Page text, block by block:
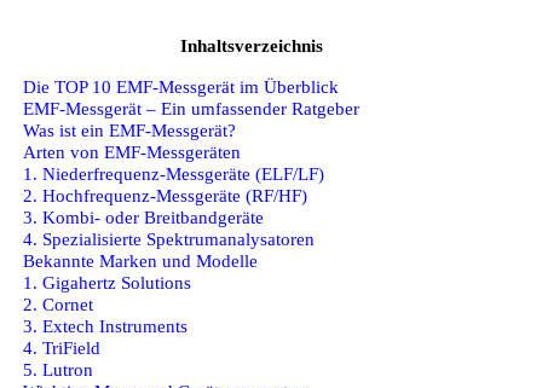
Inhaltsverzeichnis
Die TOP 10 EMF-Messgerät im Überblick
EMF-Messgerät – Ein umfassender Ratgeber
Was ist ein EMF-Messgerät?
Arten von EMF-Messgeräten
1. Niederfrequenz-Messgeräte (ELF/LF)
2. Hochfrequenz-Messgeräte (RF/HF)
3. Kombi- oder Breitbandgeräte
4. Spezialisierte Spektrumanalysatoren
Bekannte Marken und Modelle
1. Gigahertz Solutions
2. Cornet
3. Extech Instruments
4. TriField
5. Lutron